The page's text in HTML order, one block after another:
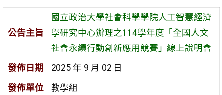
公告主旨
國立政治大學社會科學學院人工智慧經濟
學研究中心辦理之114學年度「全國人文
社會永續行動創新應用競賽」線上說明會
發佈日期
2025 年 9 月 02 日
發佈單位
教學組